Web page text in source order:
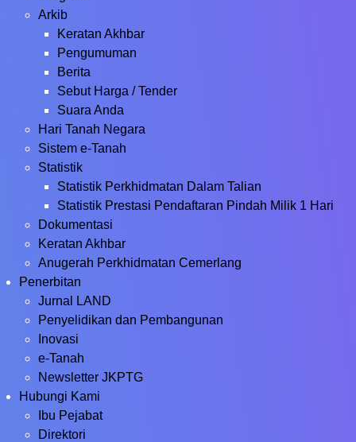
Arkib
Keratan Akhbar
Pengumuman
Berita
Sebut Harga / Tender
Suara Anda
Hari Tanah Negara
Sistem e-Tanah
Statistik
Statistik Perkhidmatan Dalam Talian
Statistik Prestasi Pendaftaran Pindah Milik 1 Hari
Dokumentasi
Keratan Akhbar
Anugerah Perkhidmatan Cemerlang
Penerbitan
Jurnal LAND
Penyelidikan dan Pembangunan
Inovasi
e-Tanah
Newsletter JKPTG
Hubungi Kami
Ibu Pejabat
Direktori